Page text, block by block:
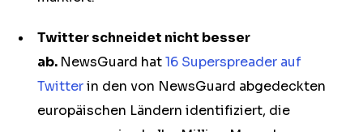
Twitter schneidet nicht besser
ab. NewsGuard hat16 Superspreader auf
Twitterin den von NewsGuard abgedeckten
europäischen Ländern identifiziert, die